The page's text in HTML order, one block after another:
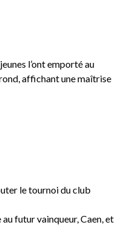
l’ont emporté au
affichant une maîtrise
le tournoi du club
futur vainqueur, Caen, et